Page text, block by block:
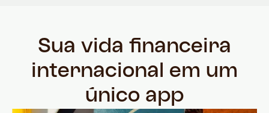
Sua vida financeira
internacional em um
único app